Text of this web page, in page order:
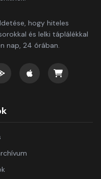
hogy hiteles
és lelki táplálékkal
nap, 24 órában.